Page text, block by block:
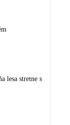
lesa stretne s